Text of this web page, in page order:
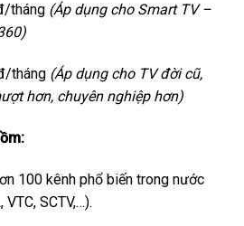
tháng (Áp dụng cho Smart TV –
tháng (Áp dụng cho TV đời cũ,
hơn, chuyên nghiệp hơn)
100 kênh phổ biến trong nước
SCTV,…).